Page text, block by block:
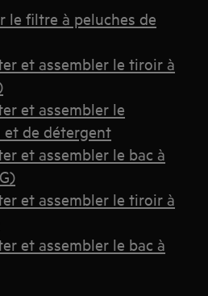
le filtre à peluches de
et assembler le tiroir à
et assembler le
de détergent
et assembler le bac à
et assembler le tiroir à
et assembler le bac à